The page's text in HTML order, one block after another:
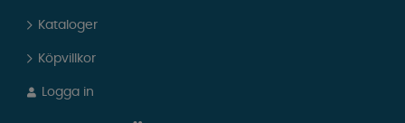
Kataloger
Köpvillkor
Logga in